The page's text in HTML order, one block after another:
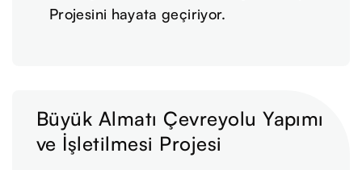
Projesini hayata geçiriyor.
Büyük Almatı Çevreyolu Yapımı
ve İşletilmesi Projesi